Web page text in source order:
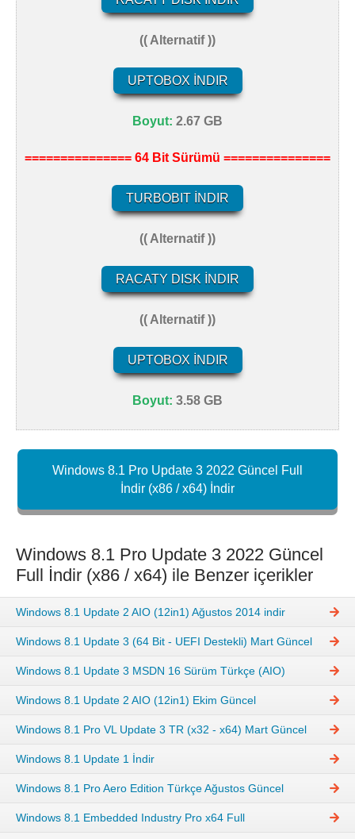
(( Alternatif ))
UPTOBOX İNDIR
Boyut: 2.67 GB
=============== 64 Bit Sürümü ===============
TURBOBIT İNDIR
(( Alternatif ))
RACATY DISK İNDIR
(( Alternatif ))
UPTOBOX İNDIR
Boyut: 3.58 GB
Windows 8.1 Pro Update 3 2022 Güncel Full
İndir (x86 / x64) İndir
Windows 8.1 Pro Update 3 2022 Güncel
Full İndir (x86 / x64) ile Benzer içerikler
Windows 8.1 Update 2 AIO (12in1) Ağustos 2014 indir
Windows 8.1 Update 3 (64 Bit - UEFI Destekli) Mart Güncel
Windows 8.1 Update 3 MSDN 16 Sürüm Türkçe (AIO)
Windows 8.1 Update 2 AIO (12in1) Ekim Güncel
Windows 8.1 Pro VL Update 3 TR (x32 - x64) Mart Güncel
Windows 8.1 Update 1 İndir
Windows 8.1 Pro Aero Edition Türkçe Ağustos Güncel
Windows 8.1 Embedded Industry Pro x64 Full